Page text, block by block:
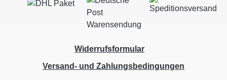
Widerrufsformular
Versand- und Zahlungsbedingungen